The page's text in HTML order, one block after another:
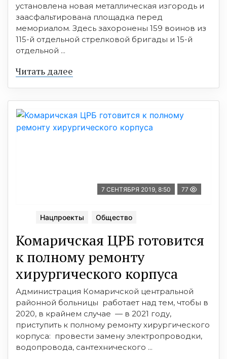
установлена новая металлическая изгородь и
заасфальтирована площадка перед
мемориалом. Здесь захоронены 159 воинов из
115-й отдельной стрелковой бригады и 15-й
отдельной ...
Читать далее
7 СЕНТЯБРЯ 2019, 8:50 77
Нацпроекты Общество
Комаричская ЦРБ готовится
к полному ремонту
хирургического корпуса
Администрация Комаричской центральной
районной больницы работает над тем, чтобы в
2020, в крайнем случае — в 2021 году,
приступить к полному ремонту хирургического
корпуса: провести замену электропроводки,
водопровода, сантехнического ...